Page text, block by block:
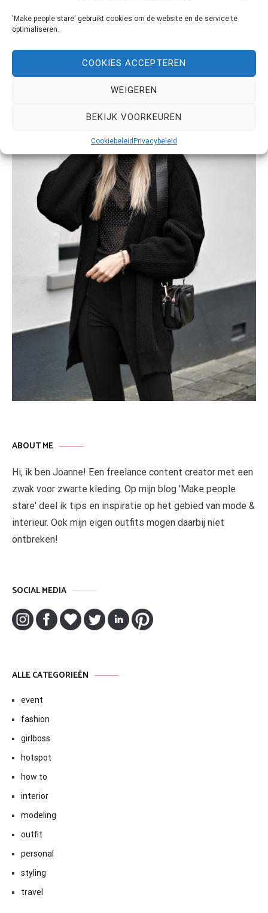
'Make people stare' gebruikt cookies om de website en de service te
optimaliseren.
COOKIES ACCEPTEREN
WEIGEREN
BEKIJK VOORKEUREN
CookiebeleidPrivacybeleid
ABOUT ME
Hi, ik ben Joanne! Een freelance content creator met een
zwak voor zwarte kleding. Op mijn blog 'Make people
stare' deel ik tips en inspiratie op het gebied van mode &
interieur. Ook mijn eigen outfits mogen daarbij niet
ontbreken!
SOCIAL MEDIA
ALLE CATEGORIEËN
event
fashion
girlboss
hotspot
how to
interior
modeling
outfit
personal
styling
travel